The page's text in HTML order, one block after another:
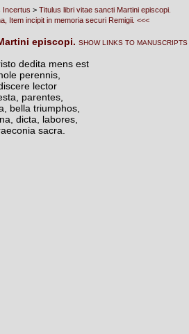
Incertus > Titulus libri vitae sancti Martini episcopi.
Item incipit in memoria securi Remigii. <<<
episcopi. SHOW LINKS TO MANUSCRIPTS
dedita mens est
perennis,
lector
parentes,
bella triumphos,
dicta, labores,
sacra.